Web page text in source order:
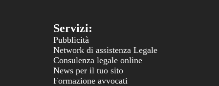
Servizi:
Pubblicità
Network di assistenza Legale
Consulenza legale online
News per il tuo sito
Formazione avvocati